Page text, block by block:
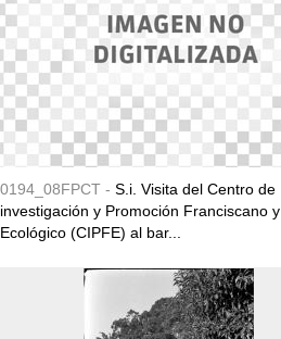
0194_08FPCT - S.i. Visita del Centro de
investigación y Promoción Franciscano y
Ecológico (CIPFE) al bar...